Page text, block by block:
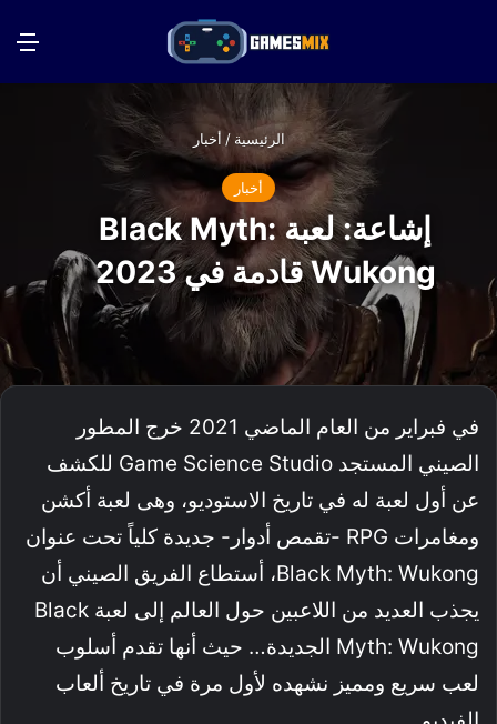
الرئيسية / أخبار
أخبار
إشاعة: لعبة Black Myth:
Wukong قادمة في 2023
في فبراير من العام الماضي 2021 خرج المطور
الصيني المستجد Game Science Studio للكشف
عن أول لعبة له في تاريخ الاستوديو، وهى لعبة أكشن
ومغامرات RPG -تقمص أدوار- جديدة كلياً تحت عنوان
Black Myth: Wukong، أستطاع الفريق الصيني أن
يجذب العديد من اللاعبين حول العالم إلى لعبة Black
Myth: Wukong الجديدة… حيث أنها تقدم أسلوب
لعب سريع ومميز نشهده لأول مرة في تاريخ ألعاب